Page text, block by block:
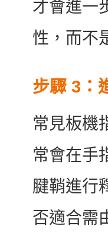
才會進一
性，而不
步驟 3：
常見板機
常會在手
腱鞘進行
否適合需